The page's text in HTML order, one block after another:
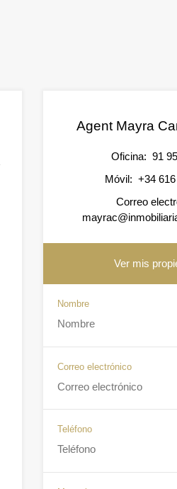
Agent Mayra
Oficina: 91
Móvil: +34
Correo
Ver mis
Nombre
Correo electrónico
Teléfono